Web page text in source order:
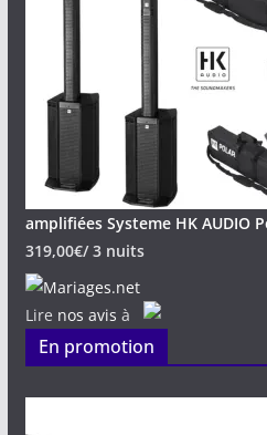
amplifiées Systeme HK AUDIO
319,00€/ 3 nuits
Lire nos avis à
En promotion